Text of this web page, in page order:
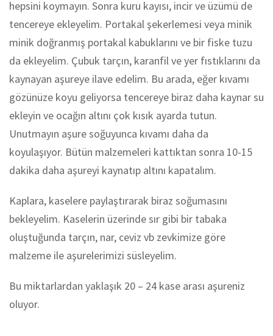
hepsini koymayın. Sonra kuru kayısı, incir ve üzümü de
tencereye ekleyelim. Portakal şekerlemesi veya minik
minik doğranmış portakal kabuklarını ve bir fiske tuzu
da ekleyelim. Çubuk tarçın, karanfil ve yer fıstıklarını da
kaynayan aşureye ilave edelim. Bu arada, eğer kıvamı
gözünüze koyu geliyorsa tencereye biraz daha kaynar su
ekleyin ve ocağın altını çok kısık ayarda tutun.
Unutmayın aşure soğuyunca kıvamı daha da
koyulaşıyor. Bütün malzemeleri kattıktan sonra 10-15
dakika daha aşureyi kaynatıp altını kapatalım.
Kaplara, kaselere paylaştırarak biraz soğumasını
bekleyelim. Kaselerin üzerinde sır gibi bir tabaka
oluştuğunda tarçın, nar, ceviz vb zevkimize göre
malzeme ile aşurelerimizi süsleyelim.
Bu miktarlardan yaklaşık 20 – 24 kase arası aşureniz
oluyor.